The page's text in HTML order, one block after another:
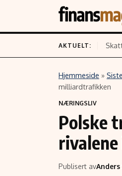
Innhold
Siste nytt
Eiendom
Energi og klima
Fritid
AKTUELT:
Hjemmeside »
milliardtrafikken
NÆRINGSLIV
Polske
Publisert av